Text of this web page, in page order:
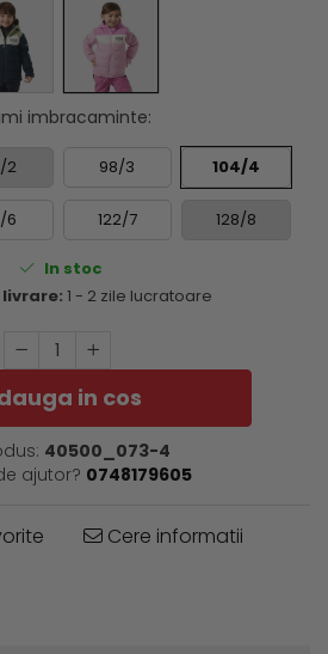
imbracaminte:
2 98/3 104/4
6 122/7 128/8
In stoc
1 - 2 zile lucratoare
in cos
40500_073-4
ajutor? 0748179605
Cere informatii